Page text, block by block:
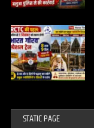
STATIC PAGE